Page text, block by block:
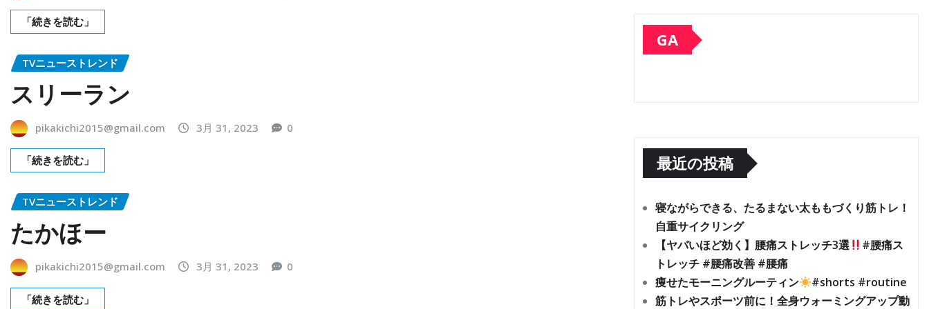
「続きを読む」
TVニューストレンド
スリーラン
pikakichi2015@gmail.com 3月 31, 2023 0
「続きを読む」
TVニューストレンド
たかほー
pikakichi2015@gmail.com 3月 31, 2023 0
「続きを読む」
GA
最近の投稿
寝ながらできる、たるまない太ももづくり筋トレ！
自重サイクリング
【ヤバいほど効く】腰痛ストレッチ3選
#腰痛ス
トレッチ #腰痛改善 #腰痛
痩せたモーニングルーティン
#shorts #routine
筋トレやスポーツ前に！全身ウォーミングアップ動